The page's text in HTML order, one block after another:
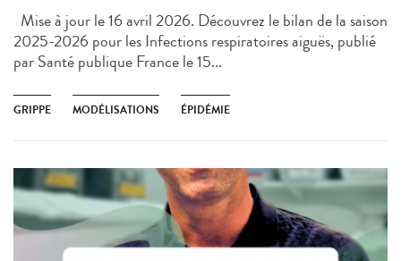
Mise à jour le 16 avril 2026. Découvrez le bilan de la saison
2025-2026 pour les Infections respiratoires aiguës, publié
par Santé publique France le 15...
GRIPPE MODÉLISATIONS ÉPIDÉMIE